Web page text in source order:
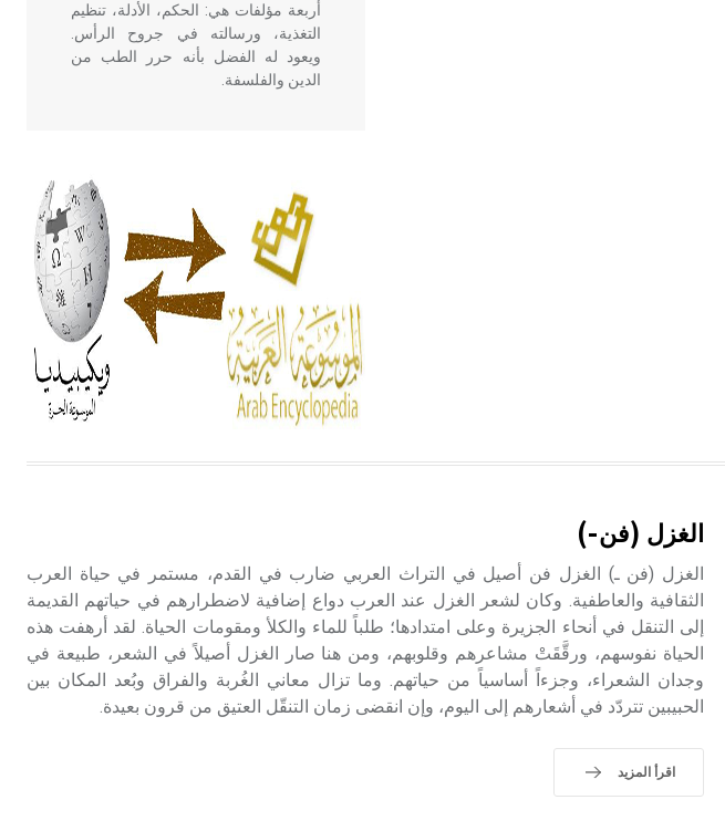
يتكون في البحر ويتركب من مادة
كربونات الكلسيوم، وهو أحمر أو شديد
الحمرة وهو أجود أنواعه، ويمتاز بكبر
الحجم ويسمى الش
تم اعتمادها مصطلحاً أثرياً يستخدم في
العمارة عموماً وفي العمارة الدينية
الخاصة بالكنائس خصوصاً، وفي
الإنكليزية أب
- هل تعلم أن أبجر Abgar اسم معروف
جيداً يعود إلى عدد من الملوك الذين
حكموا مدينة إديسا (الرها) من أبجر الأول
وحتى التاسع، وهم ينتسبون إلى أسرة
أوسروين
الغزل (فن-)
الغزل (فن ـ) الغزل فن أصيل في التراث العربي ضارب في القدم، مستمر في حياة العرب
الثقافية والعاطفية. وكان لشعر الغزل عند العرب دواع إضافية لاضطرارهم في حياتهم القديمة
إلى التنقل في أنحاء الجزيرة وعلى امتدادها؛ طلباً للماء والكلأ ومقومات الحياة. لقد أرهفت هذه
الحياة نفوسهم، ورقَّقَتْ مشاعرهم وقلوبهم، ومن هنا صار الغزل أصيلاً في الشعر، طبيعة في
وجدان الشعراء، وجزءاً أساسياً من حياتهم. وما تزال معاني الغُربة والفراق وبُعد المكان بين
الحبيبين تتردّد في أشعارهم إلى اليوم، وإن انقضى زمان التنقّل العتيق من قرون بعيدة.
اقرأ المزيد